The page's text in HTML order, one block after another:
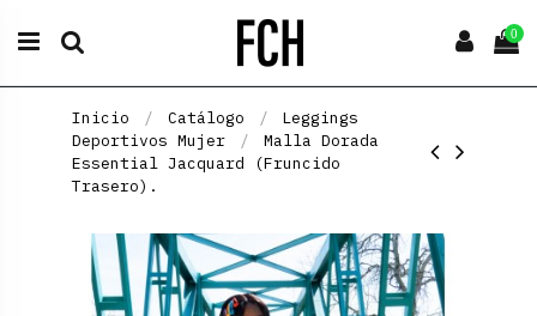
0
Inicio Catálogo
Leggings
Deportivos Mujer
Malla Dorada
Essential Jacquard (Fruncido
Trasero).